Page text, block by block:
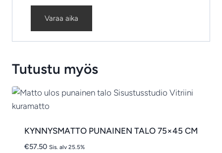
Varaa aika
Tutustu myös
KYNNYSMATTO PUNAINEN TALO 75×45 CM
€57.50 Sis. alv 25.5%